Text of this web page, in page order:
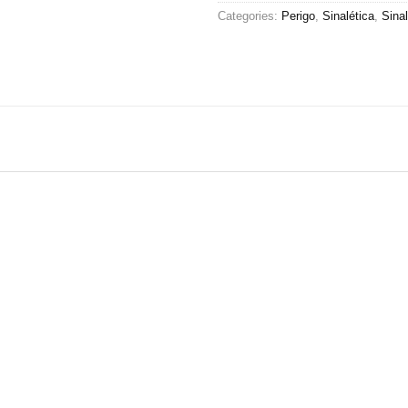
Categories: Perigo, Sinalética,